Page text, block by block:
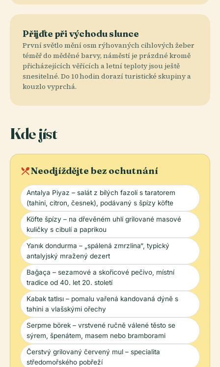
Přijďte při východu slunce
První světlo mění osm rýhovaných cihlových žeber
téměř do měděné barvy, náměstí je prázdné kromě
přicházejících věřících a letní teploty jsou ještě
snesitelné. Do 10 hodin dorazí turistické skupiny a
kouzlo vyprchá.
Kde jíst
local_diningNeodjíždějte bez ochutnání
Antalya Piyaz – salát z bílých fazolí s taratorem
(tahini, citron, česnek), podávaný s špízy köfte
Köfte špízy – na dřevěném uhlí grilované masové
kuličky s cibulí a paprikou
Yanık dondurma – „spálená zmrzlina“, typický
antalyjský mražený dezert
Bağaça – sezamové a skořicové pečivo, místní
tradice od 40. let 20. století
Kabak tatlısı – pomalu vařená kandovaná dýně s
tahini a vlašskými ořechy
Serpme börek – vrstvené ručně válené těsto se
sýrem, špenátem, masem nebo bramborami
Čerstvý grilovaný červený mul – specialita
středomořského pobřeží